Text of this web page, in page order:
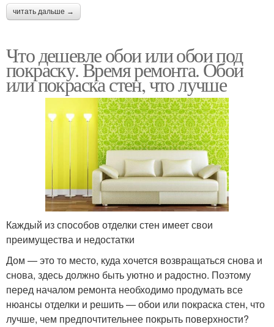
читать дальше →
Что дешевле обои или обои под
покраску. Время ремонта. Обои
или покраска стен, что лучше
Каждый из способов отделки стен имеет свои
преимущества и недостатки
Дом — это то место, куда хочется возвращаться снова и
снова, здесь должно быть уютно и радостно. Поэтому
перед началом ремонта необходимо продумать все
нюансы отделки и решить — обои или покраска стен, что
лучше, чем предпочтительнее покрыть поверхности?